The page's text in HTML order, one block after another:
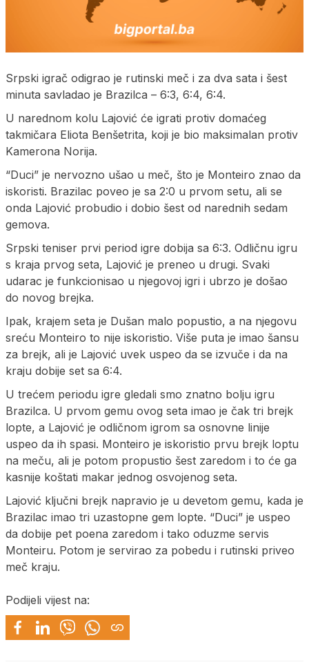
Srpski igrač odigrao je rutinski meč i za dva sata i šest
minuta savladao je Brazilca – 6:3, 6:4, 6:4.
U narednom kolu Lajović će igrati protiv domaćeg
takmičara Eliota Benšetrita, koji je bio maksimalan protiv
Kamerona Norija.
“Duci” je nervozno ušao u meč, što je Monteiro znao da
iskoristi. Brazilac poveo je sa 2:0 u prvom setu, ali se
onda Lajović probudio i dobio šest od narednih sedam
gemova.
Srpski teniser prvi period igre dobija sa 6:3. Odličnu igru
s kraja prvog seta, Lajović je preneo u drugi. Svaki
udarac je funkcionisao u njegovoj igri i ubrzo je došao
do novog brejka.
Ipak, krajem seta je Dušan malo popustio, a na njegovu
sreću Monteiro to nije iskoristio. Više puta je imao šansu
za brejk, ali je Lajović uvek uspeo da se izvuče i da na
kraju dobije set sa 6:4.
U trećem periodu igre gledali smo znatno bolju igru
Brazilca. U prvom gemu ovog seta imao je čak tri brejk
lopte, a Lajović je odličnom igrom sa osnovne linije
uspeo da ih spasi. Monteiro je iskoristio prvu brejk loptu
na meču, ali je potom propustio šest zaredom i to će ga
kasnije koštati makar jednog osvojenog seta.
Lajović ključni brejk napravio je u devetom gemu, kada je
Brazilac imao tri uzastopne gem lopte. “Duci” je uspeo
da dobije pet poena zaredom i tako oduzme servis
Monteiru. Potom je servirao za pobedu i rutinski priveo
meč kraju.
Podijeli vijest na: